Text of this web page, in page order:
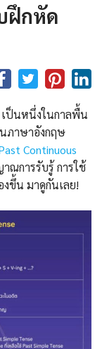
ฝึกหัด
เป็นหนึ่งในกาลพื้น
ภาษาอังกฤษ
Continuous
ณการรับรู้ การใช้
ขึ้น มาดูกันเลย!